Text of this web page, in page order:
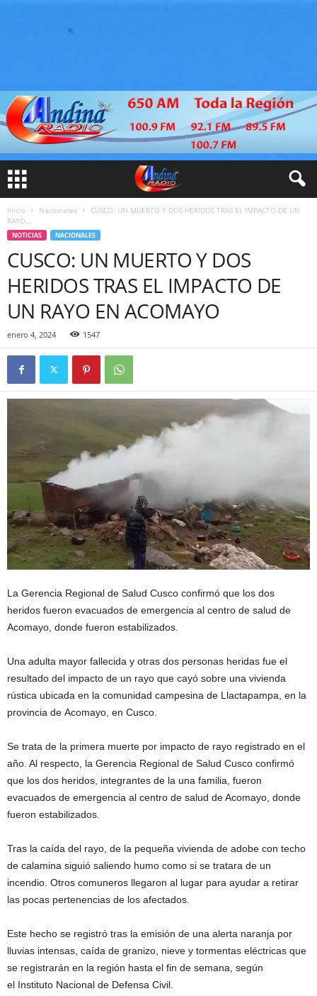
Inicio Nacionales
CUSCO: UN MUERTO Y DOS HERIDOS TRAS EL IMPACTO DE UN
RAYO...
NOTICIAS NACIONALES
CUSCO: UN MUERTO Y DOS
HERIDOS TRAS EL IMPACTO DE
UN RAYO EN ACOMAYO
enero 4, 2024 1547
La Gerencia Regional de Salud Cusco confirmó que los dos
heridos fueron evacuados de emergencia al centro de salud de
Acomayo, donde fueron estabilizados.
Una adulta mayor fallecida y otras dos personas heridas fue el
resultado del impacto de un rayo que cayó sobre una vivienda
rústica ubicada en la comunidad campesina de Llactapampa, en la
provincia de Acomayo, en Cusco.
Se trata de la primera muerte por impacto de rayo registrado en el
año. Al respecto, la Gerencia Regional de Salud Cusco confirmó
que los dos heridos, integrantes de la una familia, fueron
evacuados de emergencia al centro de salud de Acomayo, donde
fueron estabilizados.
Tras la caída del rayo, de la pequeña vivienda de adobe con techo
de calamina siguió saliendo humo como si se tratara de un
incendio. Otros comuneros llegaron al lugar para ayudar a retirar
las pocas pertenencias de los afectados.
Este hecho se registró tras la emisión de una alerta naranja por
lluvias intensas, caída de granizo, nieve y tormentas eléctricas que
se registrarán en la región hasta el fin de semana, según
el Instituto Nacional de Defensa Civil.